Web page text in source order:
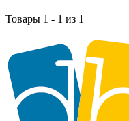
Товары 1 - 1 из 1